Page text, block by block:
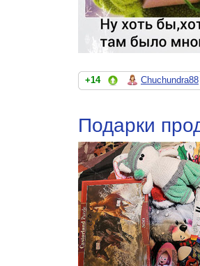
+14 Chuchundra88
Подарки